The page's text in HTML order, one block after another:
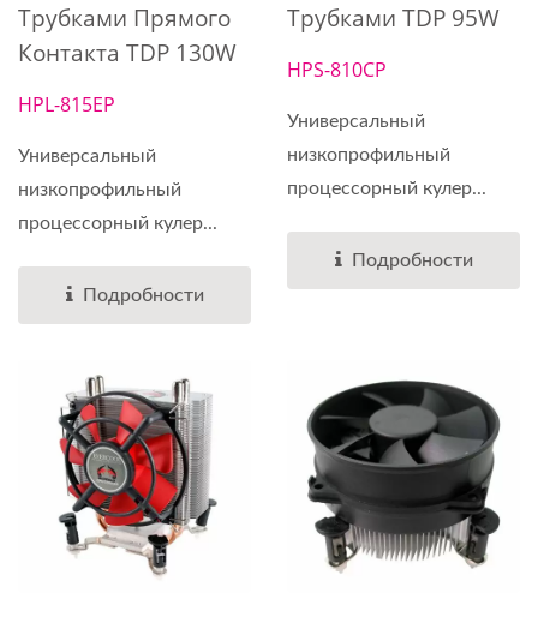
Трубками Прямого
Контакта TDP 130W
HPL-815EP
Универсальный
низкопрофильный
процессорный кулер...
Подробности
Трубками TDP 95W
HPS-810CP
Универсальный
низкопрофильный
процессорный кулер...
Подробности